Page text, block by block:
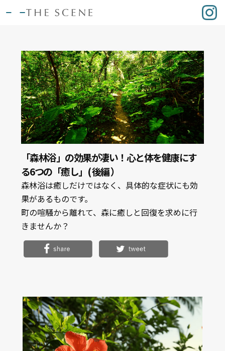
「森林浴」の効果が凄い！心と体を健康にす
る6つの「癒し」( 後編 ）
森林浴は癒しだけではなく、具体的な症状にも効
果があるものです。
町の喧騒から離れて、森に癒しと回復を求めに行
きませんか？